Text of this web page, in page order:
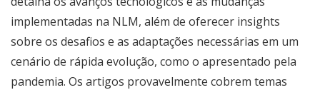
implementadas na NLM, além de oferecer insights
sobre os desafios e as adaptações necessárias em um
cenário de rápida evolução, como o apresentado pela
pandemia. Os artigos provavelmente cobrem temas